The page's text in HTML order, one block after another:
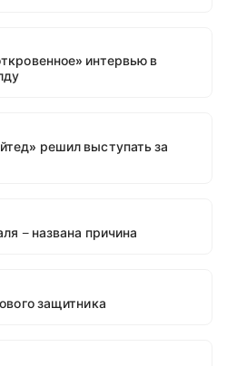
интервью в
решил выступать за
– названа причина
защитника